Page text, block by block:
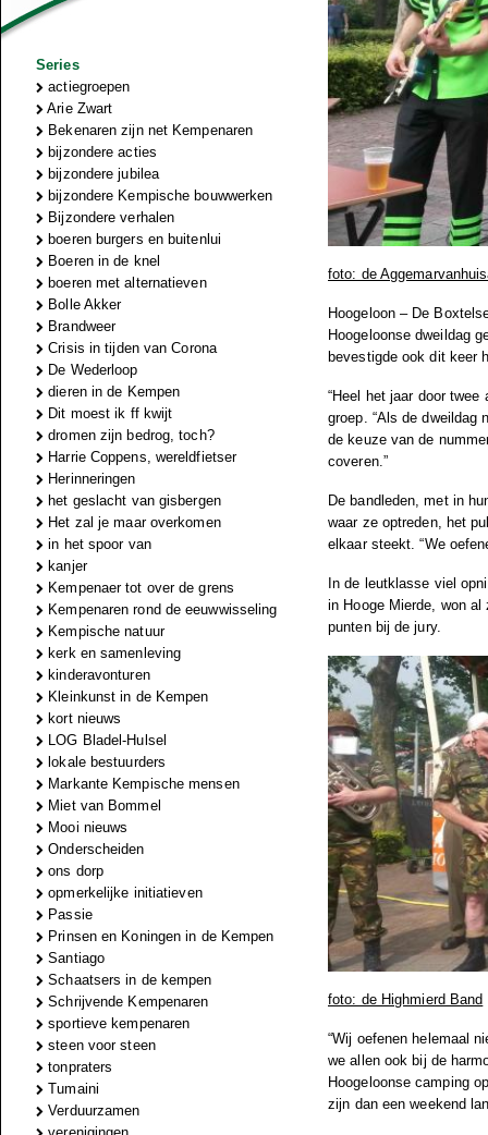
Series
actiegroepen
Arie Zwart
Bekenaren zijn net Kempenaren
bijzondere acties
bijzondere jubilea
bijzondere Kempische bouwwerken
Bijzondere verhalen
boeren burgers en buitenlui
Boeren in de knel
boeren met alternatieven
Bolle Akker
Brandweer
Crisis in tijden van Corona
De Wederloop
dieren in de Kempen
Dit moest ik ff kwijt
dromen zijn bedrog, toch?
Harrie Coppens, wereldfietser
Herinneringen
het geslacht van gisbergen
Het zal je maar overkomen
in het spoor van
kanjer
Kempenaer tot over de grens
Kempenaren rond de eeuwwisseling
Kempische natuur
kerk en samenleving
kinderavonturen
Kleinkunst in de Kempen
kort nieuws
LOG Bladel-Hulsel
lokale bestuurders
Markante Kempische mensen
Miet van Bommel
Mooi nieuws
Onderscheiden
ons dorp
opmerkelijke initiatieven
Passie
Prinsen en Koningen in de Kempen
Santiago
Schaatsers in de kempen
Schrijvende Kempenaren
sportieve kempenaren
steen voor steen
tonpraters
Tumaini
Verduurzamen
foto: de
Hoogeloon – De
Hoogeloonse dweildag
bevestigde ook dit keer
“Heel het jaar door
groep. “Als de dweildag
de keuze van de
coveren.”
De bandleden, met in
waar ze optreden, het
elkaar steekt. “We
In de leutklasse viel
in Hooge Mierde, won
punten bij de jury.
foto: de Highmierd Band
“Wij oefenen helemaal
we allen ook bij de
Hoogeloonse camping
zijn dan een weekend